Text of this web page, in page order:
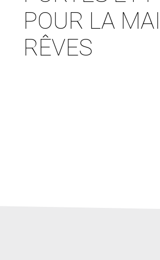
POUR LA
RÊVES